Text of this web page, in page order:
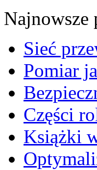
Najnowsze
Sieć
Pomiar
Części
Książki